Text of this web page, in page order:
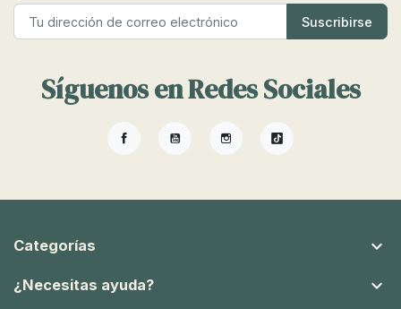
Síguenos en Redes Sociales
FacebookYouTubeInstagramTikTok
Categorías 
¿Necesitas ayuda? 